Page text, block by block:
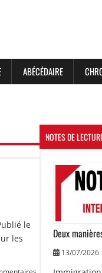
ABÉCÉDAIRE
le
les
NOTES DE
Image
Deux
13/07/2026